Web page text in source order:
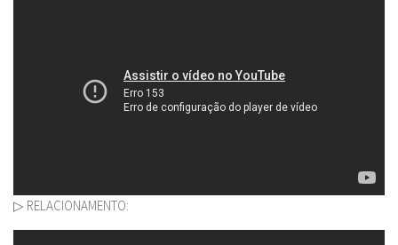
▷ RELACIONAMENTO: